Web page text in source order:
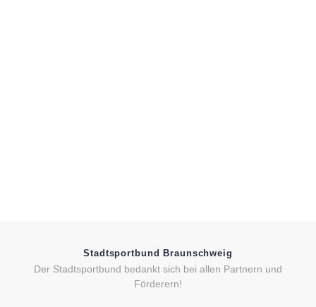
Stadtsportbund Braunschweig
Der Stadtsportbund bedankt sich bei allen Partnern und
Förderern!